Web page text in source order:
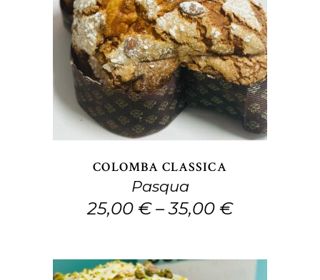
SCEGLI Questo
prodotto
ha
più
varianti.
Le
opzioni
possono
essere
pagina
COLOMBA CLASSICA
Pasqua
25,00 €–35,00 €